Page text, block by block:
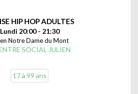
HIP HOP ADULTES
Lundi 20:00 - 21:30
Notre Dame du Mont
SOCIAL JULIEN
17 à 99 ans